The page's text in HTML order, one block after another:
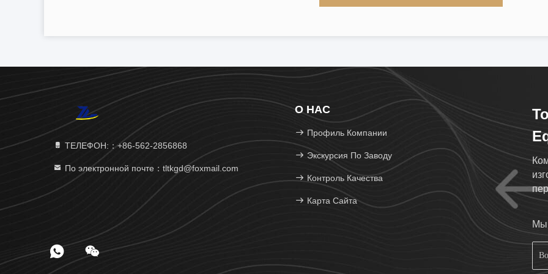
ТЕЛЕФОН:：+86-562-2856868
По электронной почте：tltkgd@foxmail.com
О НАС
Профиль Компании
Экскурсия По Заводу
Контроль Качества
Карта Сайта
Мы